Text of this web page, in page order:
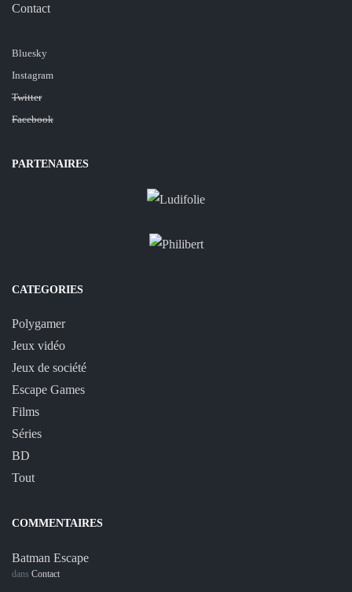
Contact
Bluesky
Instagram
Twitter
Facebook
PARTENAIRES
CATEGORIES
Polygamer
Jeux vidéo
Jeux de société
Escape Games
Films
Séries
BD
Tout
COMMENTAIRES
Batman Escape
dans Contact